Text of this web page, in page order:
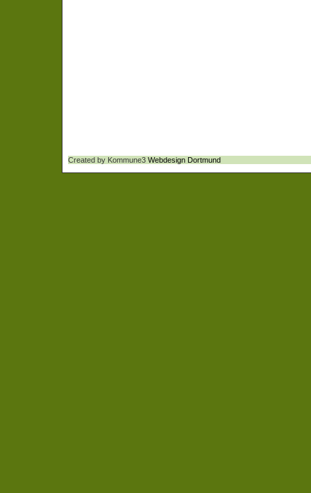
Created by Kommune3 Webdesign Dortmund